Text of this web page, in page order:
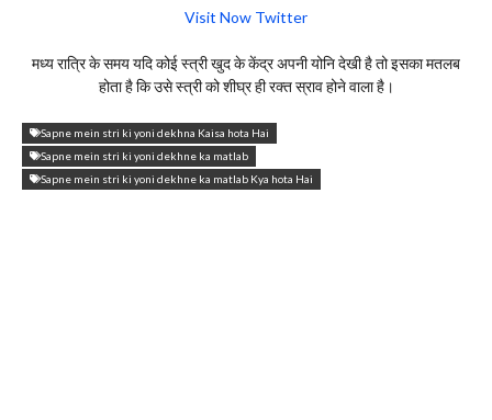
Visit Now Twitter
मध्य रात्रि के समय यदि कोई स्त्री खुद के केंद्र अपनी योनि देखी है तो इसका मतलब
होता है कि उसे स्त्री को शीघ्र ही रक्त स्राव होने वाला है।
Sapne mein stri ki yoni dekhna Kaisa hota Hai
Sapne mein stri ki yoni dekhne ka matlab
Sapne mein stri ki yoni dekhne ka matlab Kya hota Hai